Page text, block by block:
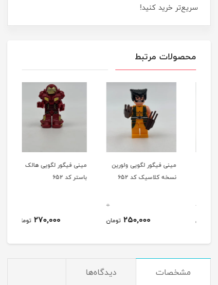
سریع‌تر خرید کنید!
محصولات مرتبط
مینی فیگور لگویی ولورین
نسخه کلاسیک کد 652
250,000 تومان
مینی فیگور لگویی هالک
باستر کد 652
270,000 تومان
مشخصات دیدگاه‌ها